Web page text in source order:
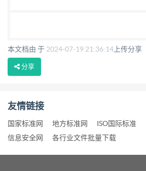
本文档由 于 2024-07-19 21:36:14 上传分享
分享
友情链接
国家标准网 地方标准网 ISO国际标准
信息安全网
各行业文件批量下载